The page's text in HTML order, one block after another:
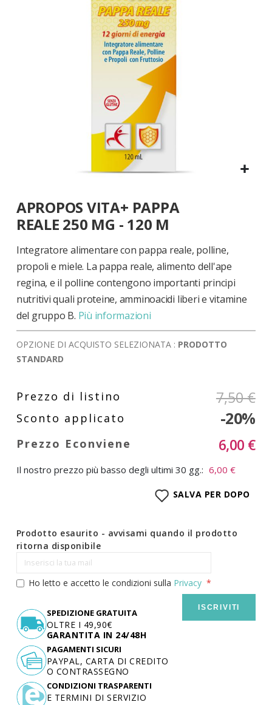
all'inizio
della
galleria
di
immagini
APROPOS VITA+ PAPPA
REALE 250 MG - 120 M
Integratore alimentare con pappa reale, polline,
propoli e miele. La pappa reale, alimento dell'ape
regina, e il polline contengono importanti principi
nutritivi quali proteine, amminoacidi liberi e vitamine
del gruppo B. Più informazioni
OPZIONE DI ACQUISTO SELEZIONATA : PRODOTTO
STANDARD
7,50 €
-20%
6,00 €
Il nostro prezzo più basso degli ultimi 30 gg.: 6,00 €
SALVA PER DOPO
Prodotto esaurito - avvisami quando il prodotto
ritorna disponibile
Ho letto e accetto le condizioni sulla Privacy
ISCRIVITI
SPEDIZIONE GRATUITA
OLTRE I 49,90€
GARANTITA IN 24/48H
PAGAMENTI SICURI
PAYPAL, CARTA DI CREDITO
O CONTRASSEGNO
CONDIZIONI TRASPARENTI
E TERMINI DI SERVIZIO